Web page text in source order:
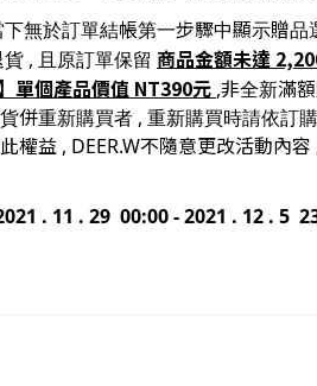
無於訂單結帳第一步驟中顯示贈
, 且原訂單保留 商品金額未達
單個產品價值 NT390元 ,非全新滿
併重新購買者 , 重新購買時請依訂
權益 , DEER.W不隨意更改活動內
. 11 . 29 00:00 - 2021 . 12 . 5